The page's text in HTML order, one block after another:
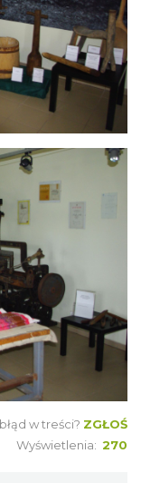
w treści? ZGŁOŚ
Wyświetlenia: 270